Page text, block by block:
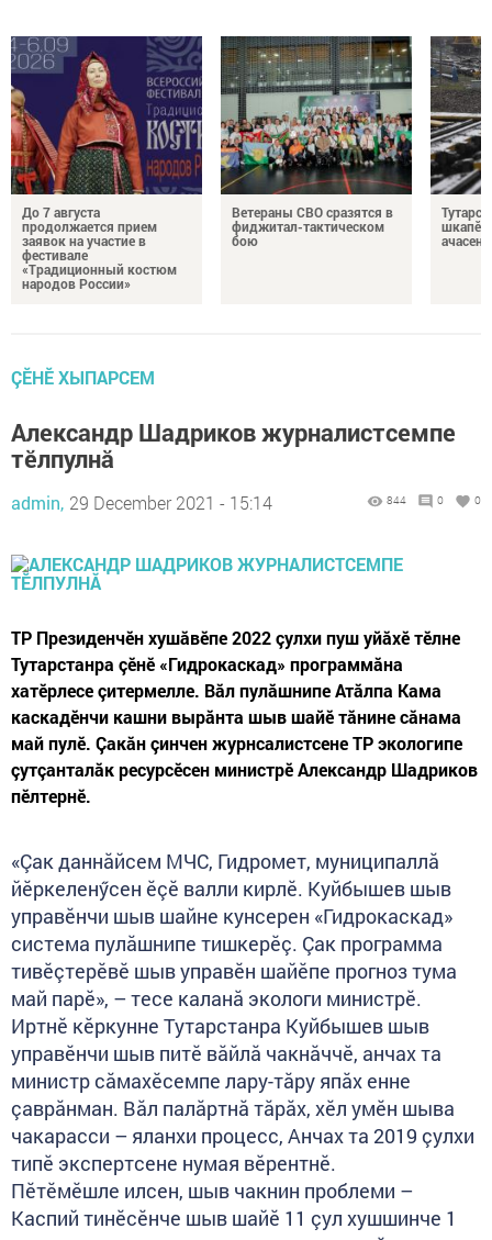
До 7 августа
продолжается прием
заявок на участие в
фестивале
«Традиционный костюм
народов России»
Ветераны СВО сразятся в
фиджитал-тактическом
бою
ÇӖНӖ ХЫПАРСЕМ
Александр Шадриков журналистсемпе
тӗлпулнă
admin, 29 December 2021 - 15:14 844 0 0
ТР Президенчӗн хушăвӗпе 2022 çулхи пуш уйăхӗ тӗлне
Тутарстанра çӗнӗ «Гидрокаскад» программăна
хатӗрлесе çитермелле. Вăл пулăшнипе Атăлпа Кама
каскадӗнчи кашни вырăнта шыв шайӗ тăнине сăнама
май пулӗ. Çакăн çинчен журнсалистсене ТР экологипе
çутçанталăк ресурсӗсен министрӗ Александр Шадриков
пӗлтернӗ.
«Çак даннăйсем МЧС, Гидромет, муниципаллă
йӗркеленӳсен ӗçӗ валли кирлӗ. Куйбышев шыв
управӗнчи шыв шайне кунсерен «Гидрокаскад»
система пулăшнипе тишкерӗç. Çак программа
тивӗçтерӗвӗ шыв управӗн шайӗпе прогноз тума
май парӗ», – тесе каланă экологи министрӗ.
Иртнӗ кӗркунне Тутарстанра Куйбышев шыв
управӗнчи шыв питӗ вăйлă чакнăччӗ, анчах та
министр сăмахӗсемпе лару-тăру япăх енне
çаврăнман. Вăл палăртнă тăрăх, хӗл умӗн шыва
чакарасси – яланхи процесс, Анчах та 2019 çулхи
типӗ экспертсене нумая вӗрентнӗ.
Пӗтӗмӗшле илсен, шыв чакнин проблеми –
Каспий тинӗсӗнче шыв шайӗ 11 çул хушшинче 1